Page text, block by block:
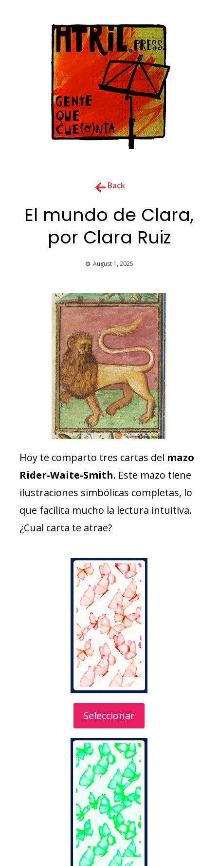
Back
El mundo de Clara,
por Clara Ruiz
August 1, 2025
Hoy te comparto tres cartas del mazo
Rider-Waite-Smith. Este mazo tiene
ilustraciones simbólicas completas, lo
que facilita mucho la lectura intuitiva.
¿Cual carta te atrae?
Seleccionar